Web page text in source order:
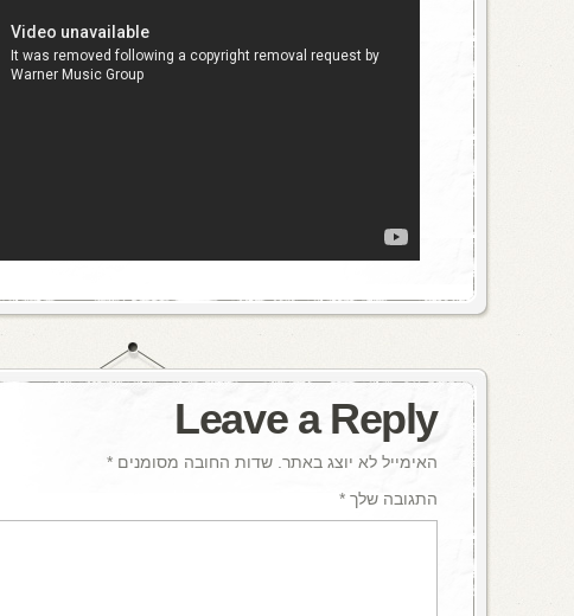
Leave a Reply
האימייל לא יוצג באתר. שדות החובה מסומנים *
התגובה שלך *